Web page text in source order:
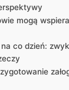
mogą⁣
co dzień: